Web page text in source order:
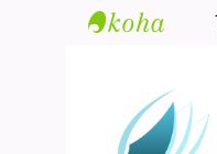
Agamenon
Magalhães